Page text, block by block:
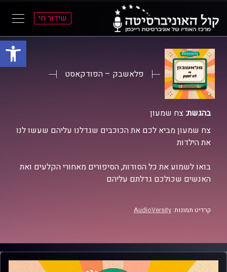
פתח
התפריט
הראשי
התוכן
הראשי
שידור חי
פלאשבק – הפודקאסט
בהגשת:צח שמעון
צח שמעון מביא לכם את הכוכבים שגדלנו עליהם שעשו לנו
את הילדות
בואו לשמוע את כל הסודות, הסיפורים מאחורי הקלעים ואת
האנשים שכולכם גדלתם עליהם
קרדיט תמונות: AudioVersity